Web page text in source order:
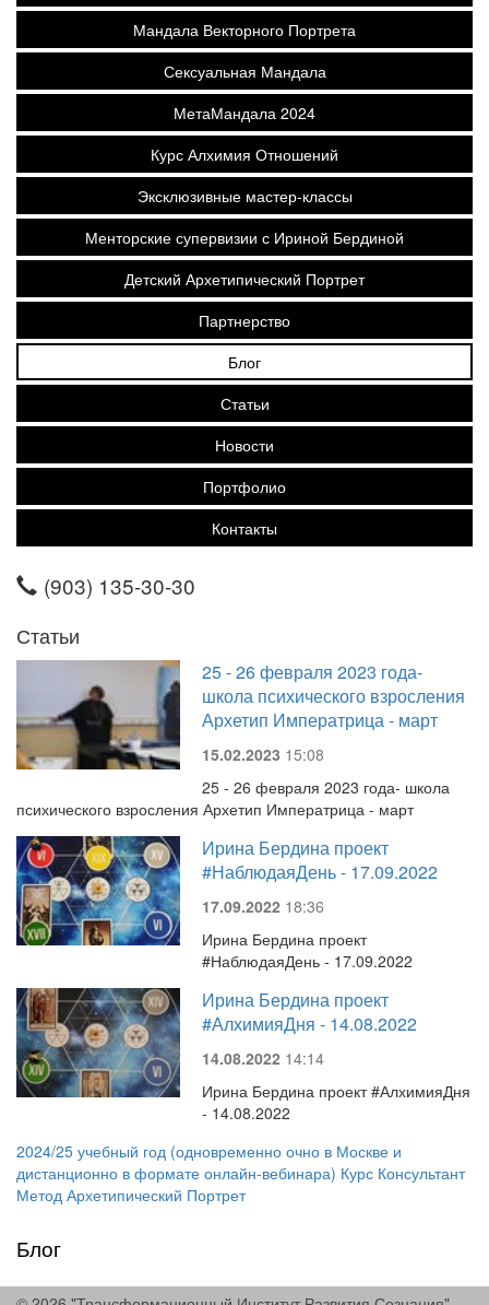
Мандала Векторного Портрета
Сексуальная Мандала
МетаМандала 2024
Курс Алхимия Отношений
Эксклюзивные мастер-классы
Менторские супервизии с Ириной Бердиной
Детский Архетипический Портрет
Партнерство
Блог
Статьи
Новости
Портфолио
Контакты
(903) 135-30-30
Статьи
25 - 26 февраля 2023 года-
школа психического взросления
Архетип Императрица - март
15.02.2023 15:08
25 - 26 февраля 2023 года- школа
психического взросления Архетип Императрица - март
Ирина Бердина проект
#НаблюдаяДень - 17.09.2022
17.09.2022 18:36
Ирина Бердина проект
#НаблюдаяДень - 17.09.2022
Ирина Бердина проект
#АлхимияДня - 14.08.2022
14.08.2022 14:14
Ирина Бердина проект #АлхимияДня
- 14.08.2022
2024/25 учебный год (одновременно очно в Москве и
дистанционно в формате онлайн-вебинара) Курс Консультант
Метод Архетипический Портрет
Блог